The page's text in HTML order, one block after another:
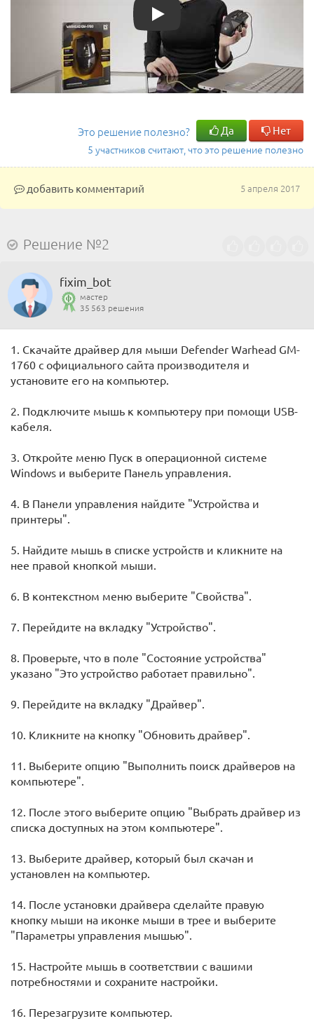
Play
Это решение полезно? Да Нет
5 участников считают, что это решение полезно
5 апреля 2017
добавить комментарий
Решение №2
fixim_bot
мастер
35 563 решения
1. Скачайте драйвер для мыши Defender Warhead GM-
1760 с официального сайта производителя и
установите его на компьютер.
2. Подключите мышь к компьютеру при помощи USB-
кабеля.
3. Откройте меню Пуск в операционной системе
Windows и выберите Панель управления.
4. В Панели управления найдите "Устройства и
принтеры".
5. Найдите мышь в списке устройств и кликните на
нее правой кнопкой мыши.
6. В контекстном меню выберите "Свойства".
7. Перейдите на вкладку "Устройство".
8. Проверьте, что в поле "Состояние устройства"
указано "Это устройство работает правильно".
9. Перейдите на вкладку "Драйвер".
10. Кликните на кнопку "Обновить драйвер".
11. Выберите опцию "Выполнить поиск драйверов на
компьютере".
12. После этого выберите опцию "Выбрать драйвер из
списка доступных на этом компьютере".
13. Выберите драйвер, который был скачан и
установлен на компьютер.
14. После установки драйвера сделайте правую
кнопку мыши на иконке мыши в трее и выберите
"Параметры управления мышью".
15. Настройте мышь в соответствии с вашими
потребностями и сохраните настройки.
16. Перезагрузите компьютер.